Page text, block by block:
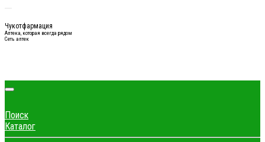
Чукотфармация
Аптека, которая всегда рядом
Сеть аптек
Поиск
Каталог